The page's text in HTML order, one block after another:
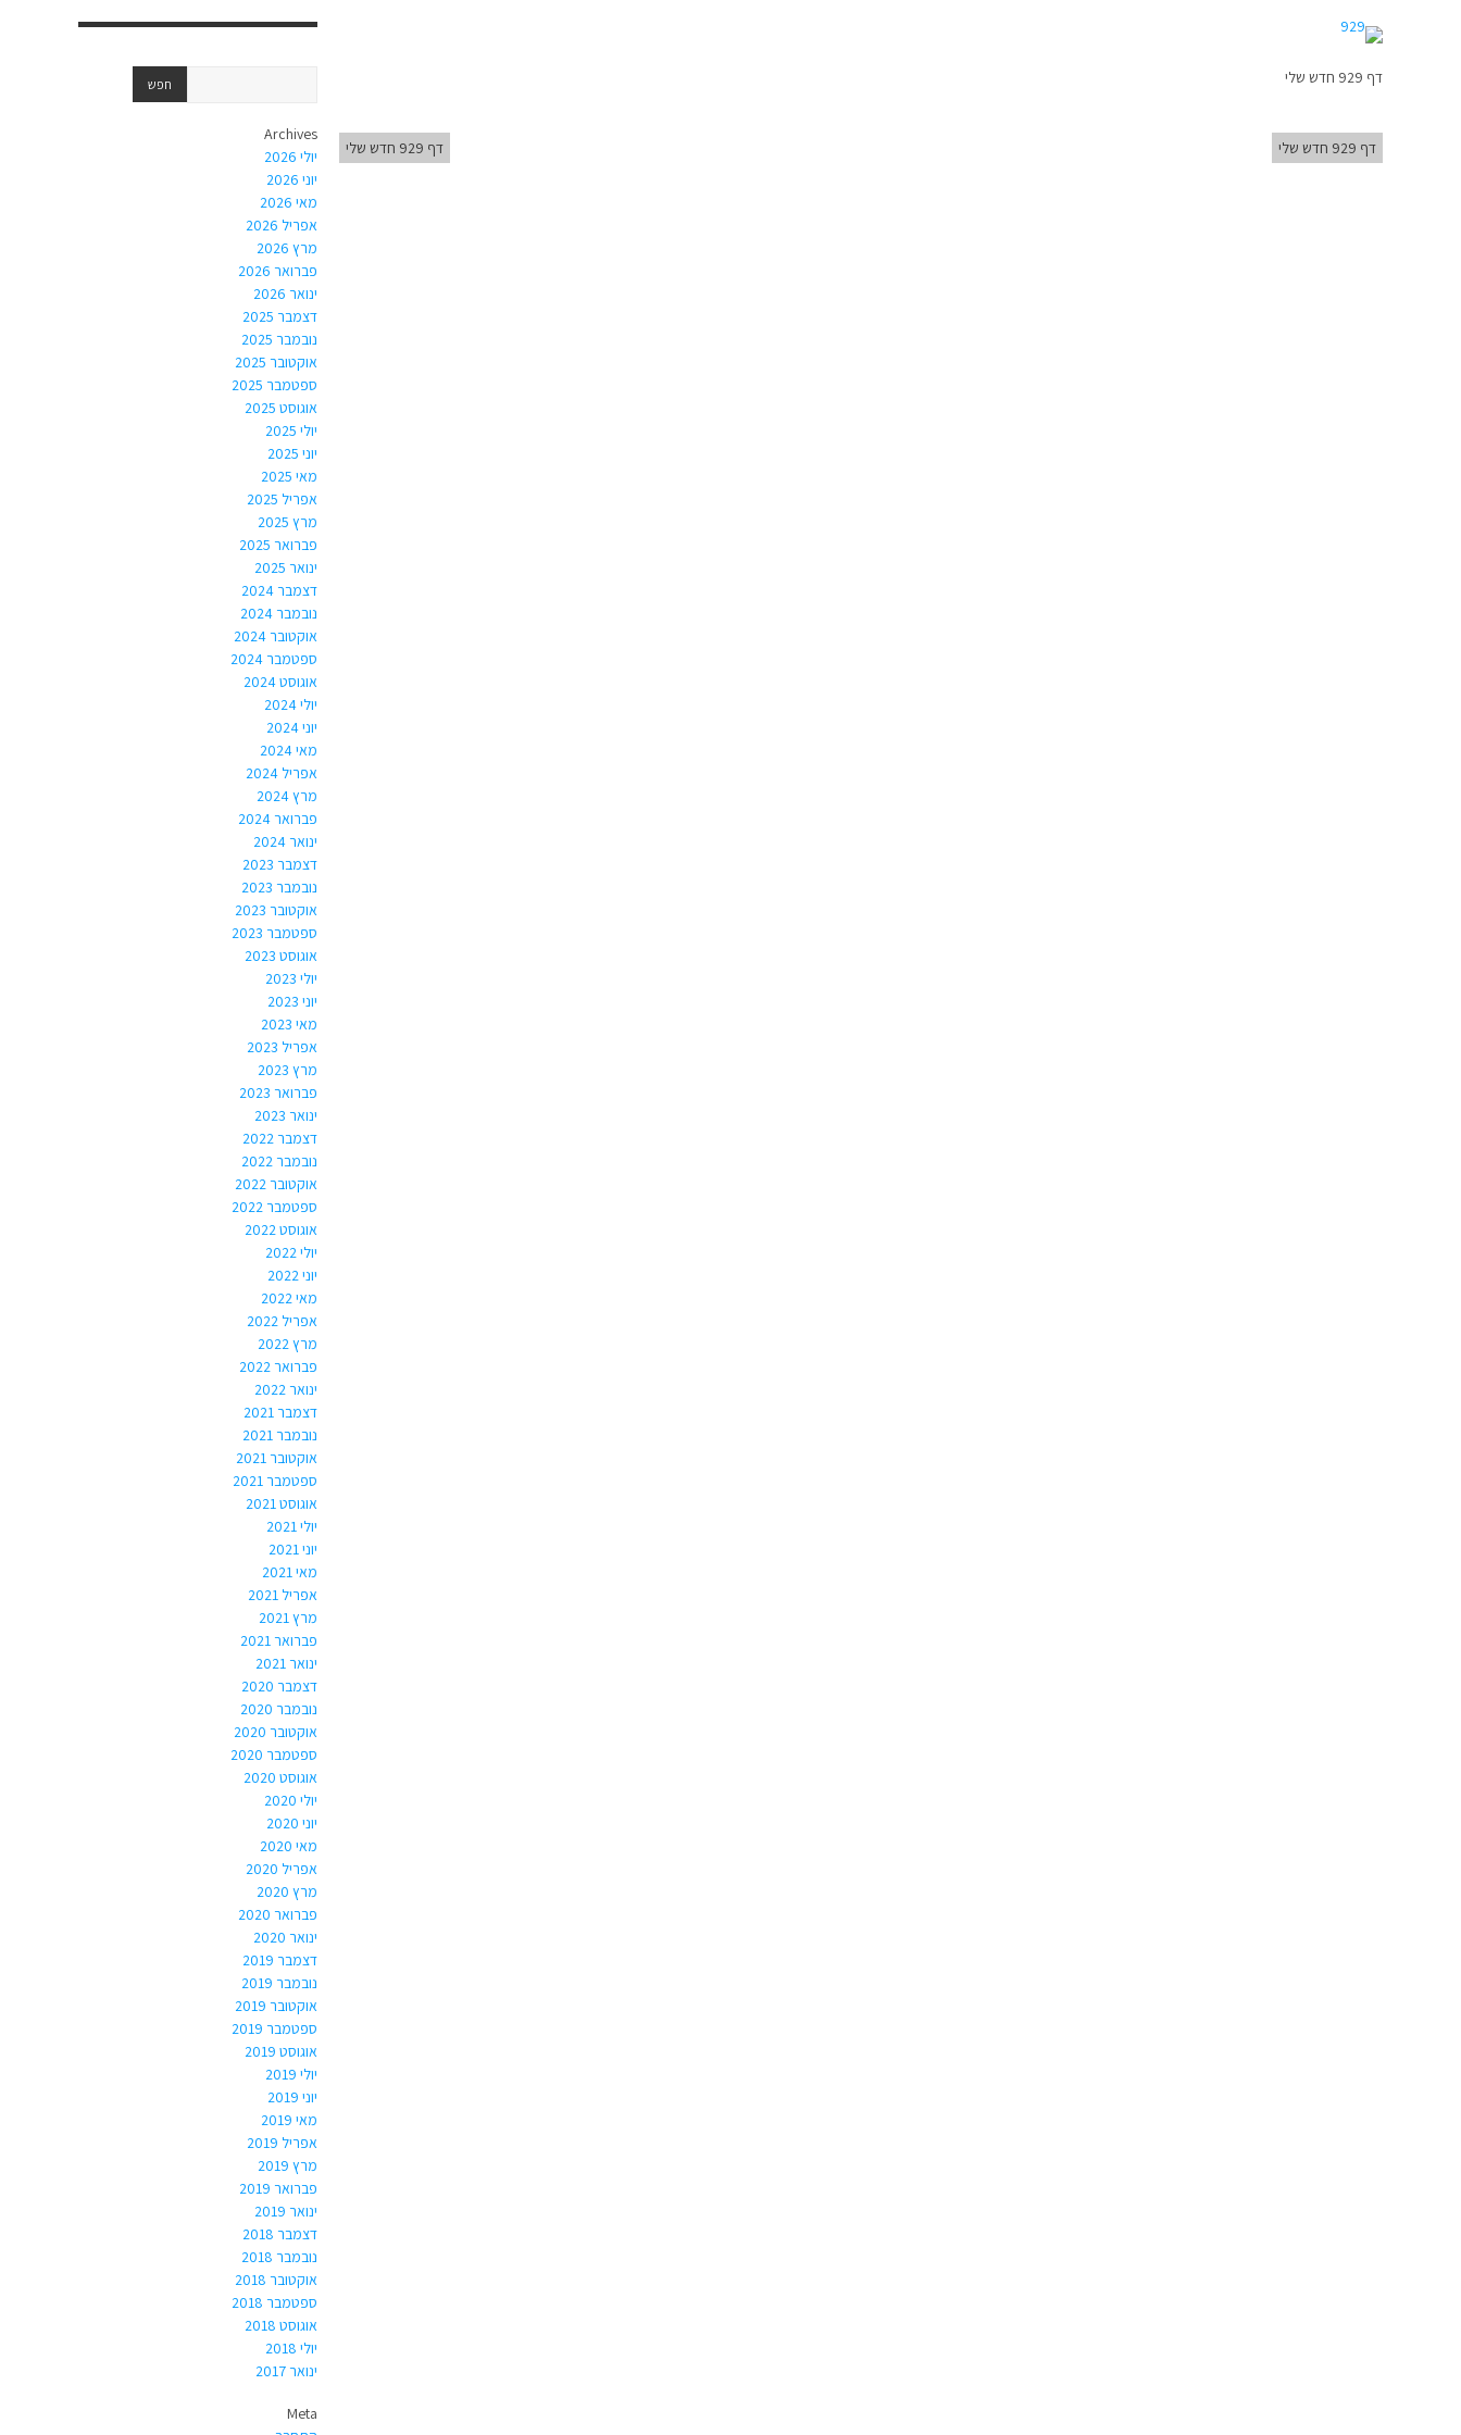
דף 929 חדש שלי
דף 929 חדש שלי דף 929 חדש שלי
Archives
יולי 2026
יוני 2026
מאי 2026
אפריל 2026
מרץ 2026
פברואר 2026
ינואר 2026
דצמבר 2025
נובמבר 2025
אוקטובר 2025
ספטמבר 2025
אוגוסט 2025
יולי 2025
יוני 2025
מאי 2025
אפריל 2025
מרץ 2025
פברואר 2025
ינואר 2025
דצמבר 2024
נובמבר 2024
אוקטובר 2024
ספטמבר 2024
אוגוסט 2024
יולי 2024
יוני 2024
מאי 2024
אפריל 2024
מרץ 2024
פברואר 2024
ינואר 2024
דצמבר 2023
נובמבר 2023
אוקטובר 2023
ספטמבר 2023
אוגוסט 2023
יולי 2023
יוני 2023
מאי 2023
אפריל 2023
מרץ 2023
פברואר 2023
ינואר 2023
דצמבר 2022
נובמבר 2022
אוקטובר 2022
ספטמבר 2022
אוגוסט 2022
יולי 2022
יוני 2022
מאי 2022
אפריל 2022
מרץ 2022
פברואר 2022
ינואר 2022
דצמבר 2021
נובמבר 2021
אוקטובר 2021
ספטמבר 2021
אוגוסט 2021
יולי 2021
יוני 2021
מאי 2021
אפריל 2021
מרץ 2021
פברואר 2021
ינואר 2021
דצמבר 2020
נובמבר 2020
אוקטובר 2020
ספטמבר 2020
אוגוסט 2020
יולי 2020
יוני 2020
מאי 2020
אפריל 2020
מרץ 2020
פברואר 2020
ינואר 2020
דצמבר 2019
נובמבר 2019
אוקטובר 2019
ספטמבר 2019
אוגוסט 2019
יולי 2019
יוני 2019
מאי 2019
אפריל 2019
מרץ 2019
פברואר 2019
ינואר 2019
דצמבר 2018
נובמבר 2018
אוקטובר 2018
ספטמבר 2018
אוגוסט 2018
יולי 2018
ינואר 2017
Meta